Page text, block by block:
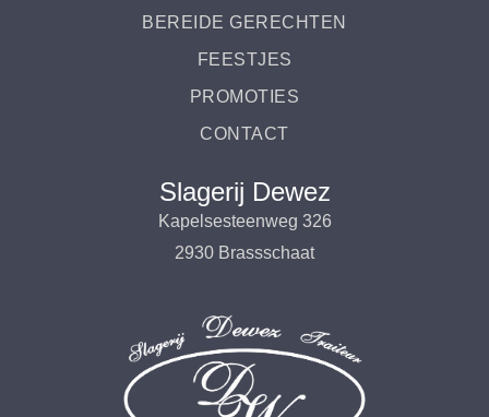
BEREIDE GERECHTEN
FEESTJES
PROMOTIES
CONTACT
Slagerij Dewez
Kapelsesteenweg 326
2930 Brassschaat